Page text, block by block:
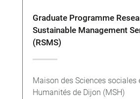
Graduate Programme
Sustainable Management
(RSMS)
Maison des Sciences sociales
Humanités de Dijon (MSH)